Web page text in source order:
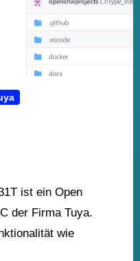
ist ein Open
der Firma Tuya.
wie